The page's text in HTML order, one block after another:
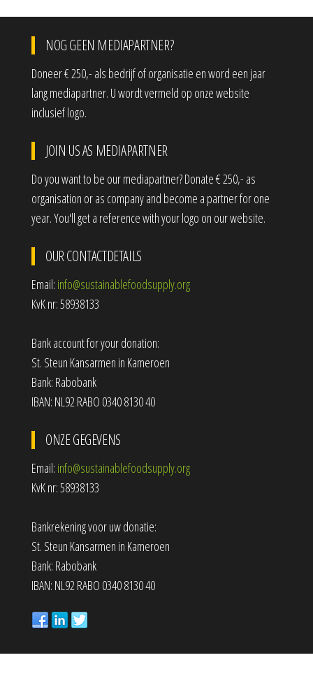
NOG GEEN MEDIAPARTNER?
Doneer € 250,- als bedrijf of organisatie en word een jaar
lang mediapartner. U wordt vermeld op onze website
inclusief logo.
JOIN US AS MEDIAPARTNER
Do you want to be our mediapartner? Donate € 250,- as
organisation or as company and become a partner for one
year. You'll get a reference with your logo on our website.
OUR CONTACTDETAILS
Email: info@sustainablefoodsupply.org
KvK nr: 58938133
Bank account for your donation:
St. Steun Kansarmen in Kameroen
Bank: Rabobank
IBAN: NL92 RABO 0340 8130 40
ONZE GEGEVENS
Email: info@sustainablefoodsupply.org
KvK nr: 58938133
Bankrekening voor uw donatie:
St. Steun Kansarmen in Kameroen
Bank: Rabobank
IBAN: NL92 RABO 0340 8130 40